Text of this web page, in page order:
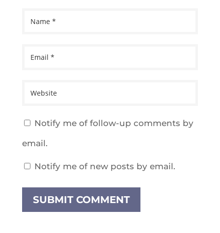
Notify me of follow-up comments by
email.
Notify me of new posts by email.